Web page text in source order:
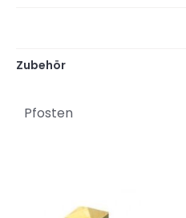
Zubehör
Pfosten